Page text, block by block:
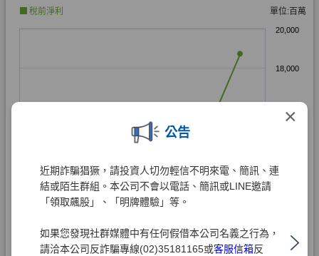
×
公告
近期詐騙猖獗，請投資人切勿輕信不明來電、簡訊、連
結或陌生群組。本公司不會以電話、簡訊或LINE邀請
「領取飆股」、「明牌體驗」等。
如果您發現社群媒體中有任何假借本公司名義之行為，
請洽本公司反詐騙專線(02)35181165或客服信箱反